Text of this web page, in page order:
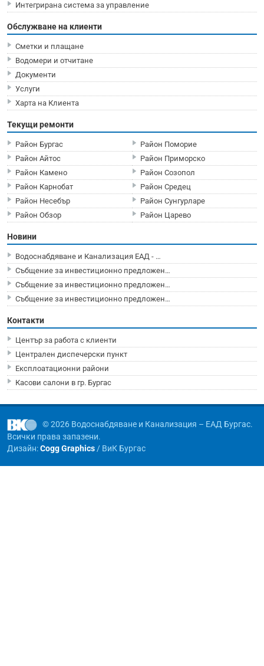
Интегрирана система за управление
Обслужване на клиенти
Сметки и плащане
Водомери и отчитане
Документи
Услуги
Харта на Клиента
Текущи ремонти
Район Бургас
Район Айтос
Район Камено
Район Карнобат
Район Несебър
Район Обзор
Район Поморие
Район Приморско
Район Созопол
Район Средец
Район Сунгурларе
Район Царево
Новини
Водоснабдяване и Канализация ЕАД - …
Събщение за инвестиционно предложен…
Събщение за инвестиционно предложен…
Събщение за инвестиционно предложен…
Контакти
Център за работа с клиенти
Централен диспечерски пункт
Експлоатационни райони
Касови салони в гр. Бургас
© 2026 Водоснабдяване и Канализация – ЕАД Бургас.
Всички права запазени.
Дизайн:Cogg Graphics/ ВиК Бургас